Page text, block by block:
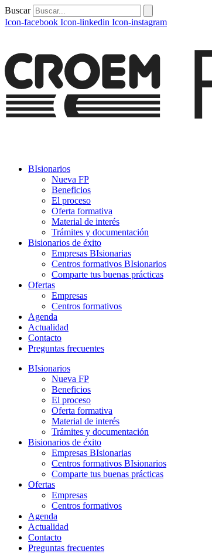
Buscar
Icon-facebook Icon-linkedin Icon-instagram
BIsionarios
Nueva FP
Beneficios
El proceso
Oferta formativa
Material de interés
Trámites y documentación
Bisionarios de éxito
Empresas BIsionarias
Centros formativos BIsionarios
Comparte tus buenas prácticas
Ofertas
Empresas
Centros formativos
Agenda
Actualidad
Contacto
Preguntas frecuentes
BIsionarios
Nueva FP
Beneficios
El proceso
Oferta formativa
Material de interés
Trámites y documentación
Bisionarios de éxito
Empresas BIsionarias
Centros formativos BIsionarios
Comparte tus buenas prácticas
Ofertas
Empresas
Centros formativos
Agenda
Actualidad
Contacto
Preguntas frecuentes